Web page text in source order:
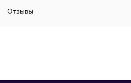
Отзывы